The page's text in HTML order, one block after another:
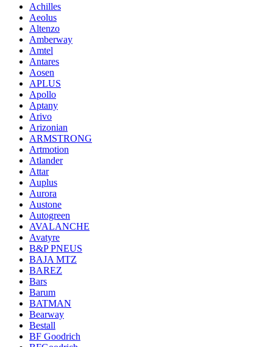
Achilles
Aeolus
Altenzo
Amberway
Amtel
Antares
Aosen
APLUS
Apollo
Aptany
Arivo
Arizonian
ARMSTRONG
Artmotion
Atlander
Attar
Auplus
Aurora
Austone
Autogreen
AVALANCHE
Avatyre
B&P PNEUS
BAJA MTZ
BAREZ
Bars
Barum
BATMAN
Bearway
Bestall
BF Goodrich